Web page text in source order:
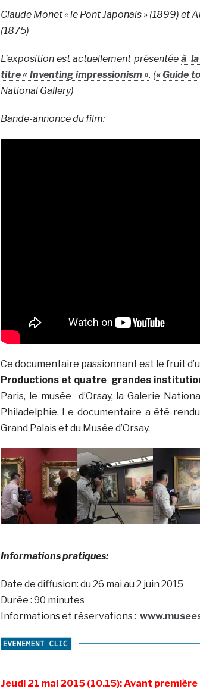
Claude Monet « le Pont Japonais » (1899) et
(1875)
L’exposition est actuellement présentée à la
titre « Inventing impressionism ». (« Guide
National Gallery)
Bande-annonce du film:
Ce documentaire passionnant est le fruit
Productions et quatre grandes
Paris, le musée d’Orsay, la Galerie
Philadelphie. Le documentaire a été
Grand Palais et du Musée d’Orsay.
Informations pratiques:
Date de diffusion: du 26 mai au 2 juin 2015
Durée : 90 minutes
Informations et réservations :
Jeudi 21 mai 2015 (10.15): Avant